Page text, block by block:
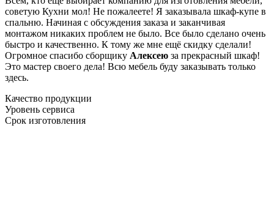
советую Кухни мол! Не пожалеете! Я заказывала шкаф-купе в
спальню. Начиная с обсуждения заказа и заканчивая
монтажом никаких проблем не было. Все было сделано очень
быстро и качественно. К тому же мне ещё скидку сделали!
Огромное спасибо сборщику Алексею за прекрасный шкаф!
Это мастер своего дела! Всю мебель буду заказывать только
здесь.
Качество продукции
Уровень сервиса
Срок изготовления